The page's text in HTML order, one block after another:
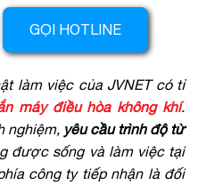
GỌI HOTLINE
làm việc của JVNET có tỉ
máy điều hòa không khí.
nghiệm, yêu cầu trình độ từ
được sống và làm việc tại
công ty tiếp nhận là đối